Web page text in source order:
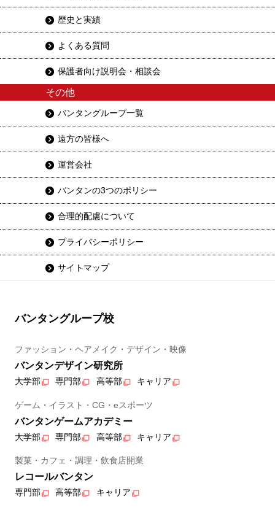
歴史と実績
よくある質問
保護者向け説明会・相談会
その他
バンタングループ一覧
遠方の皆様へ
運営会社
バンタンの3つのポリシー
合理的配慮について
プライバシーポリシー
サイトマップ
バンタングループ校
ファッション・ヘアメイク・デザイン・映像
バンタンデザイン研究所
大学部 専門部 高等部 キャリア
ゲーム・イラスト・CG・eスポーツ
バンタンゲームアカデミー
大学部 専門部 高等部 キャリア
製菓・カフェ・調理・飲食店開業
レコールバンタン
専門部 高等部 キャリア